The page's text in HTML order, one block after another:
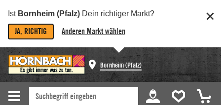
Ist Bornheim (Pfalz) Dein richtiger Markt?
JA, RICHTIG Anderen Markt wählen
Bornheim (Pfalz)